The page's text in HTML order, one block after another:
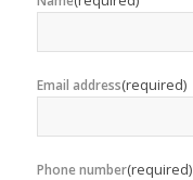
Email address(required)
Phone number(required)